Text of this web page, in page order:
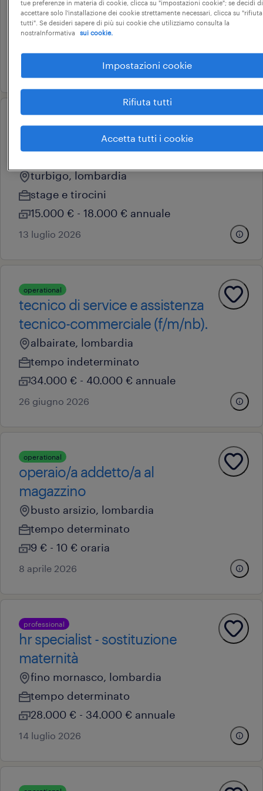
busto arsizio, lombardia
tempo determinato
disegnatore meccanico junior
(m/f/nb)
turbigo, lombardia
stage e tirocini
15.000 € - 18.000 € annuale
13 luglio 2026
operational
tecnico di service e assistenza
tecnico-commerciale (f/m/nb).
albairate, lombardia
tempo indeterminato
34.000 € - 40.000 € annuale
26 giugno 2026
operational
operaio/a addetto/a al
magazzino
busto arsizio, lombardia
tempo determinato
9 € - 10 € oraria
8 aprile 2026
professional
hr specialist - sostituzione
maternità
fino mornasco, lombardia
tempo determinato
28.000 € - 34.000 € annuale
14 luglio 2026
tue preferenze in materia di cookie, clicca su "impostazioni cookie"; se decidi di
accettare solo l'installazione dei cookie strettamente necessari, clicca su "rifiuta
tutti". Se desideri sapere di più sui cookie che utilizziamo consulta la
nostraInformativa
sui cookie.
Impostazioni cookie
Rifiuta tutti
Accetta tutti i cookie